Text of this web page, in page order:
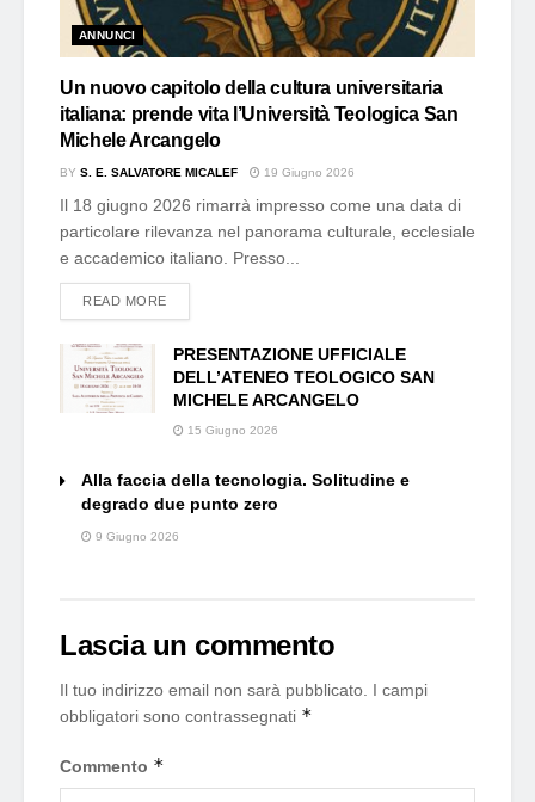
ANNUNCI
Un nuovo capitolo della cultura universitaria
italiana: prende vita l’Università Teologica San
Michele Arcangelo
BY S. E. SALVATORE MICALEF 19 Giugno 2026
Il 18 giugno 2026 rimarrà impresso come una data di
particolare rilevanza nel panorama culturale, ecclesiale
e accademico italiano. Presso...
READ MOREDETAILS
PRESENTAZIONE UFFICIALE
DELL’ATENEO TEOLOGICO SAN
MICHELE ARCANGELO
15 Giugno 2026
Alla faccia della tecnologia. Solitudine e
degrado due punto zero
9 Giugno 2026
Lascia un commento
Il tuo indirizzo email non sarà pubblicato. I campi
obbligatori sono contrassegnati *
Commento *